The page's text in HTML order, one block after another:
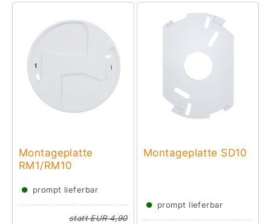
Montageplatte
RM1/RM10
● prompt lieferbar
stattEUR 4,90
Montageplatte SD10
● prompt lieferbar